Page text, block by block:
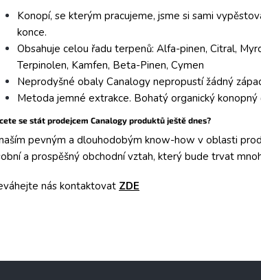
Konopí, se kterým pracujeme, jsme si sami
konce.
Obsahuje celou řadu terpenů: Alfa-pinen, Citral,
Terpinolen, Kamfen, Beta-Pinen, Cymen
Neprodyšné obaly Canalogy nepropustí žádný
Metoda jemné extrakce. Bohatý organický
se stát prodejcem Canalogy produktů ještě dnes?
pevným a dlouhodobým know-how v oblasti
a prospěšný obchodní vztah, který bude trvat
nás kontaktovat ZDE